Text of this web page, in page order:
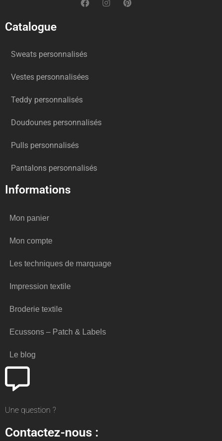
Catalogue
Sweats personnalisés
Vestes personnalisées
Teddy personnalisés
Doudounes personnalisés
Pulls personnalisés
Pantalons personnalisés
Informations
Mon panier
Mon compte
Les techniques de marquage
Impression textile
Broderie textile
Ecussons – Patch & Labels
Le blog
Une question ?
Contactez-nous :